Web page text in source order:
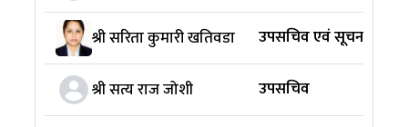
श्री सरिता कुमारी खतिवडा उपसचिव एवं सूचना
श्री सत्य राज जोशी उपसचिव